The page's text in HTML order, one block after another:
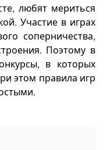
любят мериться
Участие в играх
соперничества,
Поэтому в
в которых
этом правила игр